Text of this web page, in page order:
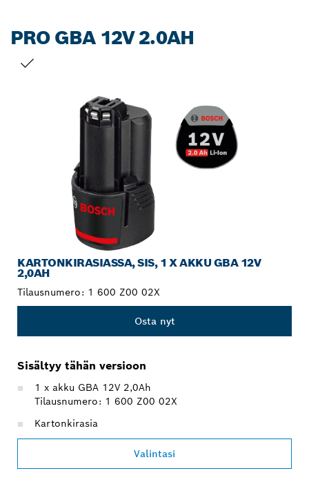
PRO GBA 12V 2.0AH
KARTONKIRASIASSA, SIS, 1 X AKKU GBA 12V
2,0AH
Tilausnumero: 1 600 Z00 02X
Osta nyt
Sisältyy tähän versioon
1 x akku GBA 12V 2,0Ah
Tilausnumero: 1 600 Z00 02X
Kartonkirasia
Valintasi